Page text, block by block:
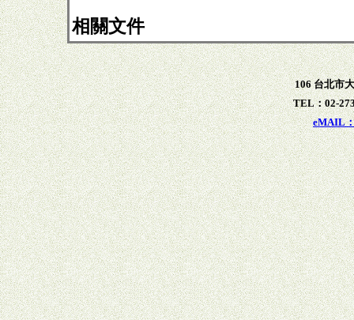
相關文件
106 台北市
TEL：02-
eMAIL